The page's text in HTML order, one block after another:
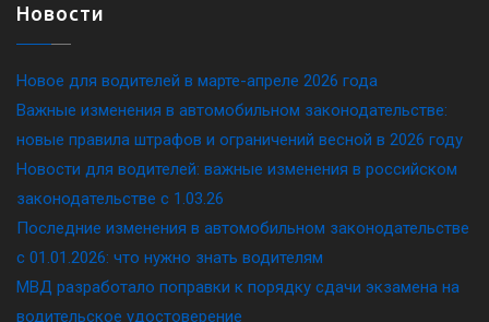
Новости
Новое для водителей в марте-апреле 2026 года
Важные изменения в автомобильном законодательстве:
новые правила штрафов и ограничений весной в 2026 году
Новости для водителей: важные изменения в российском
законодательстве c 1.03.26
Последние изменения в автомобильном законодательстве
c 01.01.2026: что нужно знать водителям
МВД разработало поправки к порядку сдачи экзамена на
водительское удостоверение